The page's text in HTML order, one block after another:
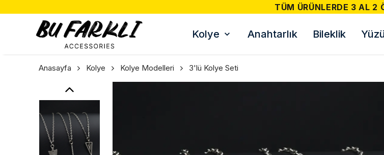
TÜM ÜRÜNLERDE 3 AL 2
Kolye Anahtarlık Bileklik
Anasayfa Kolye Kolye Modelleri 3'lü Kolye Seti